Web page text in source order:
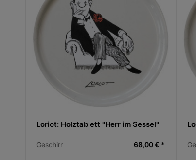
Loriot: Holztablett "Herr im Sessel"
Geschirr 68,00 € *